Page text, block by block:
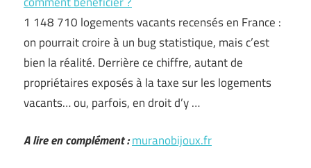
1 148 710 logements vacants recensés en France :
on pourrait croire à un bug statistique, mais c’est
bien la réalité. Derrière ce chiffre, autant de
propriétaires exposés à la taxe sur les logements
vacants… ou, parfois, en droit d’y …
A lire en complément :muranobijoux.fr